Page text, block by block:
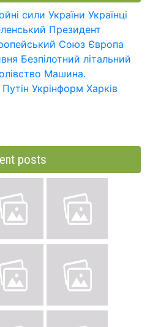
сили України Українці
Президент
Союз Європа
Безпілотний літальний
Машина.
Укрінформ Харків
posts